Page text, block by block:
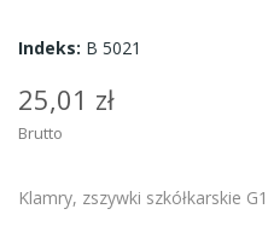
Indeks: B 5021
25,01 zł
Brutto
Klamry, zszywki szkółkarskie